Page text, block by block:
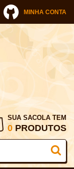
MINHA CONTA
SUA SACOLA TEM
0 PRODUTOS